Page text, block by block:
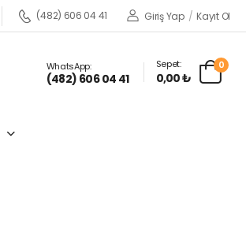
(482) 606 04 41 Giriş Yap / Kayıt Ol
WhatsApp:
(482) 606 04 41
Sepet:
0,00 ₺
0